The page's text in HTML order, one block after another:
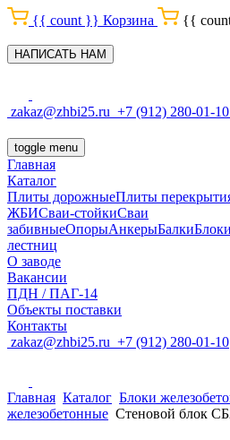
{{ count }} Корзина {{
НАПИСАТЬ НАМ
zakaz@zhbi25.ru +7 (912) 280-01-10
toggle menu
Главная
Каталог
Плиты дорожныеПлиты
ЖБИСваи-стойкиСваи
забивныеОпорыАнкерыБалкиБлоки
лестниц
О заводе
Вакансии
ПДН / ПАГ-14
Объекты поставки
Контакты
zakaz@zhbi25.ru +7 (912) 280-01-10
Главная Каталог Блоки
железобетонные Стеновой блок